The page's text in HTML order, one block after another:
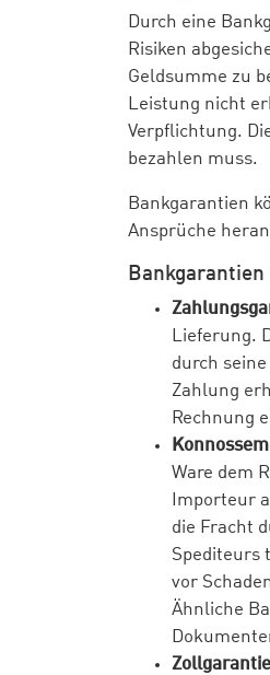
Durch eine
Risiken
Geldsumme zu
Leistung nicht
Verpflichtung.
bezahlen muss.
Bankgarantien
Ansprüche
Lieferung.
durch
Zahlung
Rechnung
Ware dem
Importeur
die Fracht
Spediteurs
vor
Ähnliche